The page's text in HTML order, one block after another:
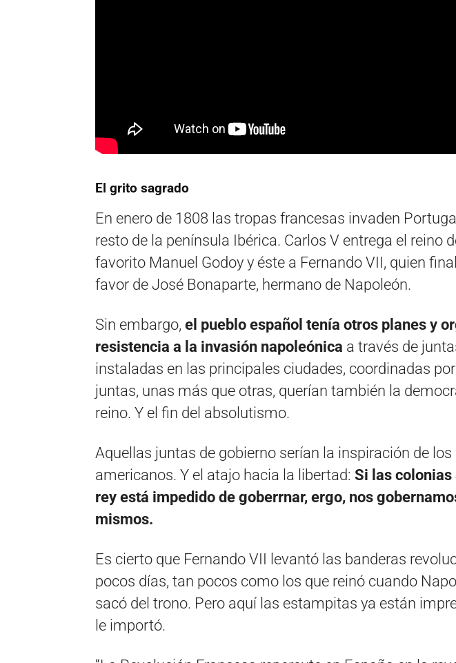
El grito sagrado
En enero de 1808 las tropas francesas invaden
resto de la península Ibérica. Carlos V entrega el reino
favorito Manuel Godoy y éste a Fernando VII, quien
favor de José Bonaparte, hermano de Napoleón.
Sin embargo, el pueblo español tenía otros planes y
resistencia a la invasión napoleónica a través de
instaladas en las principales ciudades, coordinadas
juntas, unas más que otras, querían también la
reino. Y el fin del absolutismo.
Aquellas juntas de gobierno serían la inspiración de
americanos. Y el atajo hacia la libertad: Si las colonias
rey está impedido de goberrnar, ergo, nos
mismos.
Es cierto que Fernando VII levantó las banderas
pocos días, tan pocos como los que reinó cuando
sacó del trono. Pero aquí las estampitas ya están
le importó.